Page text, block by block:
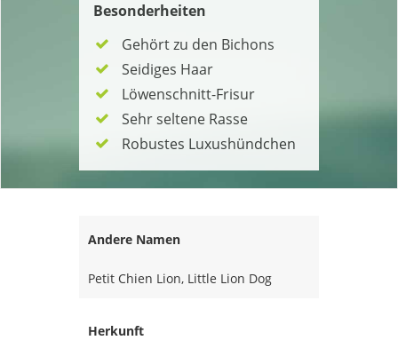
Besonderheiten
Gehört zu den Bichons
Seidiges Haar
Löwenschnitt-Frisur
Sehr seltene Rasse
Robustes Luxushündchen
Andere Namen
Petit Chien Lion, Little Lion Dog
Herkunft